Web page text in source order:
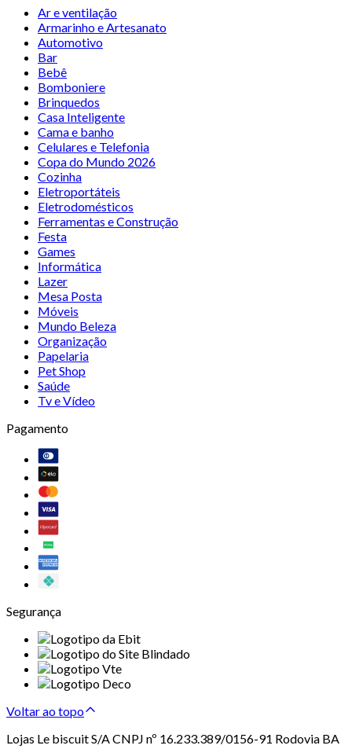
Ar e ventilação
Armarinho e Artesanato
Automotivo
Bar
Bebê
Bomboniere
Brinquedos
Casa Inteligente
Cama e banho
Celulares e Telefonia
Copa do Mundo 2026
Cozinha
Eletroportáteis
Eletrodomésticos
Ferramentas e Construção
Festa
Games
Informática
Lazer
Mesa Posta
Móveis
Mundo Beleza
Organização
Papelaria
Pet Shop
Saúde
Tv e Vídeo
Pagamento
Segurança
Voltar ao topo
Lojas Le biscuit S/A CNPJ nº 16.233.389/0156-91 Rodovia BA